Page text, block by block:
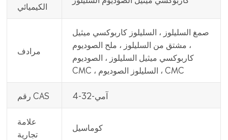
الكيميائي
مرادف
صمغ السليلوز ، السليلوز كاربوكسي ميثيل
، مشتق من السليلوز ، ملح الصوديوم
كاربوكسي ميثيل السليلوز ، الصوديوم
CMC ، السليلوز الصوديوم ، CMC
رقم CAS آمي-32-4
علامة
تجارية
كوماسيل